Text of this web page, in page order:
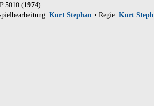
5010 (1974)
Kurt Stephan • Regie:Kurt